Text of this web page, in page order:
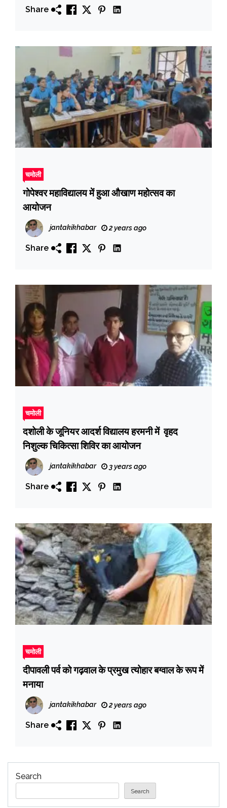
Share
चमोली
गोपेश्वर महाविद्यालय में हुआ औखाण महोत्सव का
आयोजन
jantakikhabar 2 years ago
Share
चमोली
दशोली के जूनियर आदर्श विद्यालय हरमनी में वृहद
निशुल्क चिकित्सा शिविर का आयोजन
jantakikhabar 3 years ago
Share
चमोली
दीपावली पर्व को गढ़वाल के प्रमुख त्योहार बग्वाल के रूप में
मनाया
jantakikhabar 2 years ago
Share
Search
Search